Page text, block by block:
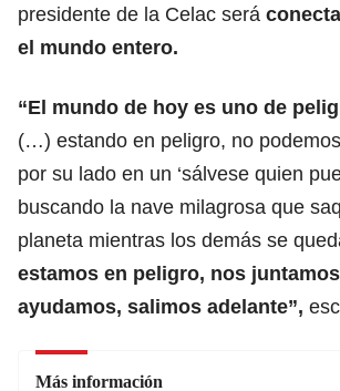
presidente de la Celac será
el mundo entero.
“El mundo de hoy es uno de
(…) estando en peligro, no
por su lado en un ‘sálvese quien
buscando la nave milagrosa que
planeta mientras los demás se
estamos en peligro, nos
ayudamos, salimos adelante”,
Más información